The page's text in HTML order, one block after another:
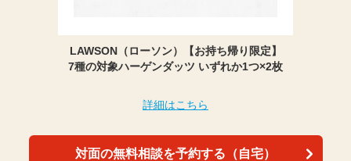
LAWSON（ローソン）【お持ち帰り限定】
7種の対象ハーゲンダッツ いずれか1つ×2枚
詳細はこちら
対面の無料相談を予約する（自宅）